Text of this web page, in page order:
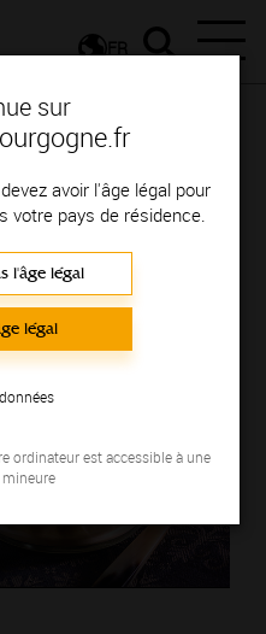
sur
avoir l'âge légal pour
votre pays de résidence.
l'âge légal
légal
ordinateur est accessible à une
FR
accords
Des entrées
gourmets
foie gras et